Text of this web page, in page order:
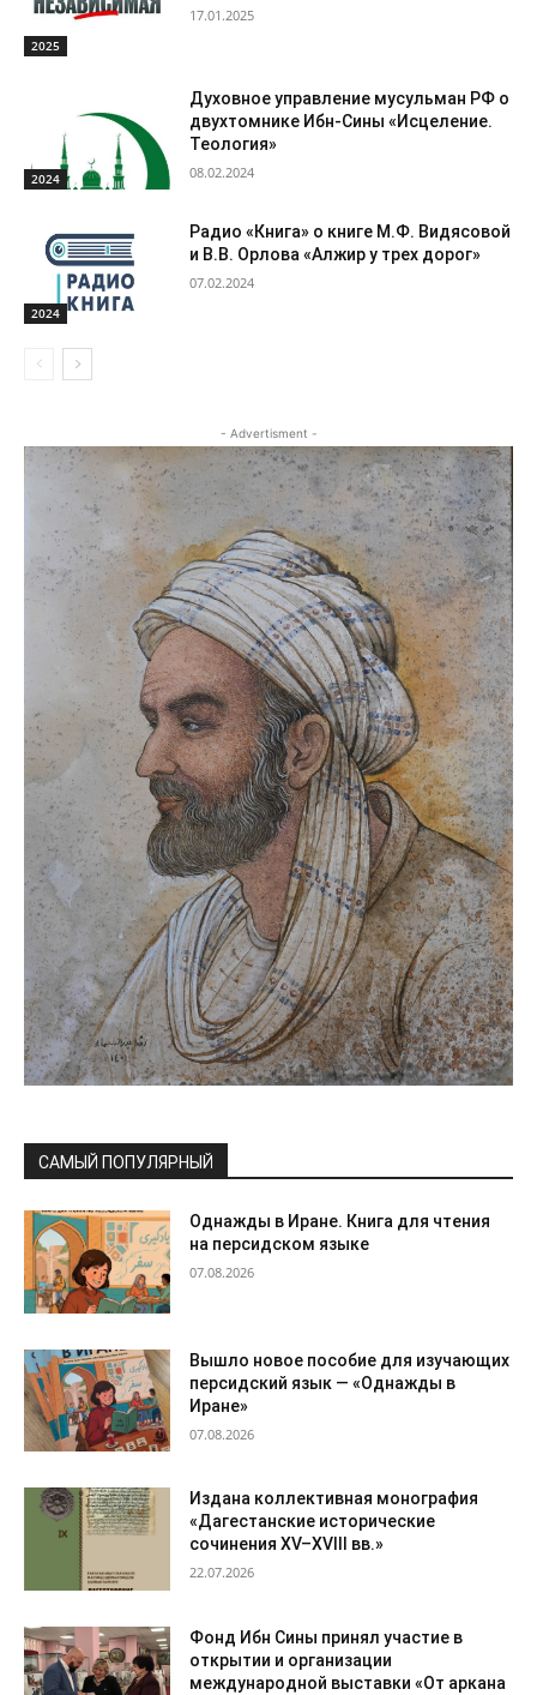
2025
17.01.2025
2024
Духовное управление мусульман РФ о
двухтомнике Ибн-Сины «Исцеление.
Теология»
08.02.2024
2024
Радио «Книга» о книге М.Ф. Видясовой
и В.В. Орлова «Алжир у трех дорог»
07.02.2024
- Advertisment -
САМЫЙ ПОПУЛЯРНЫЙ
Однажды в Иране. Книга для чтения
на персидском языке
07.08.2026
Вышло новое пособие для изучающих
персидский язык — «Однажды в
Иране»
07.08.2026
Издана коллективная монография
«Дагестанские исторические
сочинения XV–XVIII вв.»
22.07.2026
Фонд Ибн Сины принял участие в
открытии и организации
международной выставки «От аркана